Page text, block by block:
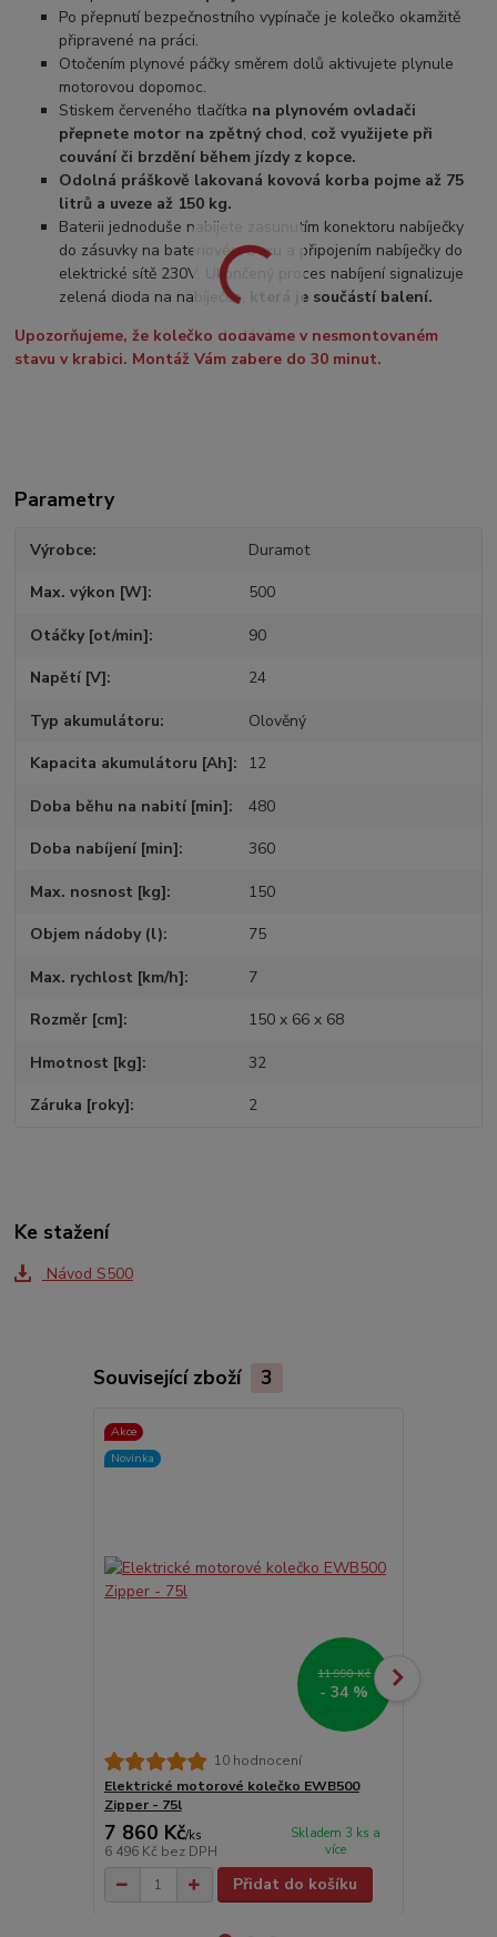
Po přepnutí bezpečnostního vypínače je kolečko okamžitě
připravené na práci.
Otočením plynové páčky směrem dolů aktivujete plynule
motorovou dopomoc.
Stiskem červeného tlačítka na plynovém ovladači
přepnete motor na zpětný chod, což využijete při
couvání či brzdění během jízdy z kopce.
Odolná práškově lakovaná kovová korba pojme až 75
litrů a uveze až 150 kg.
Baterii jednoduše nabijete zasunutím konektoru nabíječky
do zásuvky na bateriovém boxu a připojením nabíječky do
elektrické sítě 230V. Ukončený proces nabíjení signalizuje
zelená dioda na nabíječce,
která je součástí balení.
Upozorňujeme, že kolečko dodáváme v nesmontovaném
stavu v krabici. Montáž Vám zabere do 30 minut.
Parametry
Výrobce Duramot
Max. výkon [W] 500
Otáčky [ot/min] 90
Napětí [V] 24
Typ akumulátoru Olověný
Kapacita akumulátoru [Ah] 12
Doba běhu na nabití [min] 480
Doba nabíjení [min] 360
Max. nosnost [kg] 150
Objem nádoby (l) 75
Max. rychlost [km/h] 7
Rozměr [cm] 150 x 66 x 68
Hmotnost [kg] 32
Záruka [roky] 2
Ke stažení
Návod S500
Související zboží 3
Akce
Novinka
11 990 Kč
- 34 %
10 hodnocení
Elektrické motorové kolečko EWB500
Zipper - 75l
7 860 Kč/ks
6 496 Kč bez DPH
Skladem 3 ks a
více
Přidat do košíku